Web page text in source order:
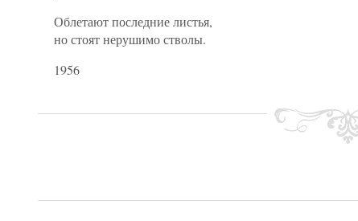
Облетают последние листья,
но стоят нерушимо стволы.
1956